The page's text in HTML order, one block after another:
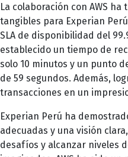
La colaboración con AWS
tangibles para Experian
SLA de disponibilidad del
establecido un tiempo de
solo 10 minutos y un punto
de 59 segundos. Además,
transacciones en un
Experian Perú ha
adecuadas y una visión
desafíos y alcanzar niveles